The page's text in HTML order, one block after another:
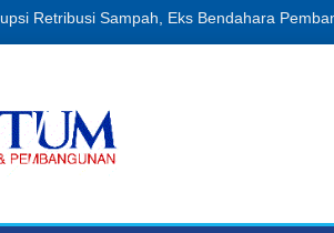
Dugaan Penipuan Oleh Oknum Kadis, Kuasa